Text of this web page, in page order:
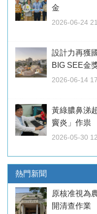
金
2026-06-24
設計力再獲
BIG SEE金
2026-06-14
黃綠膿鼻涕
竇炎」作祟
2026-05-30
熱門新聞
原核准視為
開清查作業